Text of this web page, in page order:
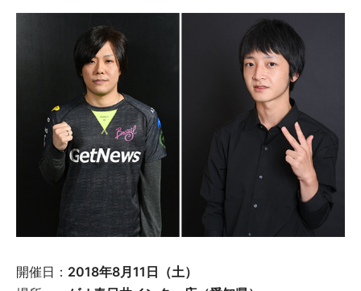
開催日： 2018年8月11日（土）